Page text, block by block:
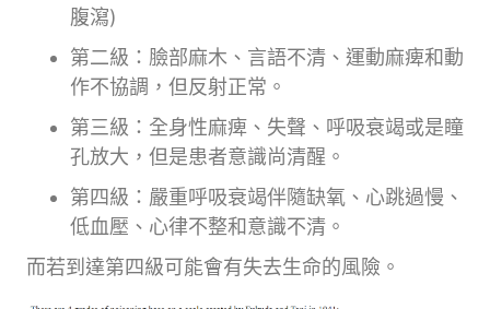
腹瀉)
第二級：臉部麻木、言語不清、運動麻痺和動
作不協調，但反射正常。
第三級：全身性麻痺、失聲、呼吸衰竭或是瞳
孔放大，但是患者意識尚清醒。
第四級：嚴重呼吸衰竭伴隨缺氧、心跳過慢、
低血壓、心律不整和意識不清。
而若到達第四級可能會有失去生命的風險。